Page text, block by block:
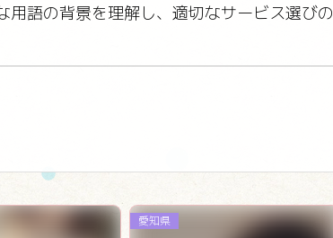
語の背景を理解し、適切なサービス選びの
愛知県